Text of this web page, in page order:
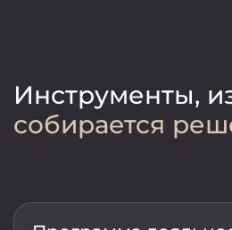
Инструменты,
собирается